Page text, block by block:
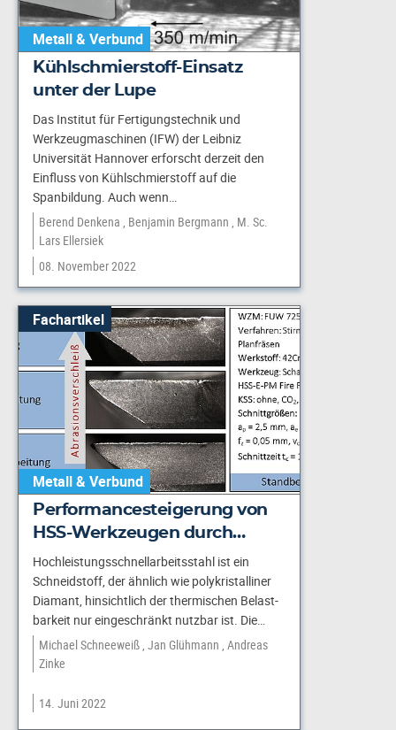
Metall & Verbund
Kühlschmierstoff-Einsatz
unter der Lupe
Das Institut für Fertigungstechnik und
Werkzeugmaschinen (IFW) der Leibniz
Universität Hannover erforscht derzeit den
Einfluss von Kühlschmierstoff auf die
Spanbildung. Auch wenn…
Berend Denkena Benjamin Bergmann M. Sc.
Lars Ellersiek
08. November 2022
Fachartikel
Metall & Verbund
Performancesteigerung von
HSS-Werkzeugen durch…
Hochleistungsschnellarbeitsstahl ist ein
Schneidstoff, der ähnlich wie polykristalliner
Diamant, hinsichtlich der thermischen Belast-
barkeit nur eingeschränkt nutzbar ist. Die…
Michael Schneeweiß Jan Glühmann Andreas
Zinke
14. Juni 2022